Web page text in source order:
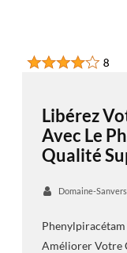
Libérez
Avec Le
Qualité
Domaine-
Améliorer Votre